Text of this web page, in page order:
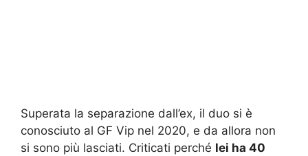
Superata la separazione dall’ex, il duo si è
conosciuto al GF Vip nel 2020, e da allora non
si sono più lasciati. Criticati perché lei ha 40